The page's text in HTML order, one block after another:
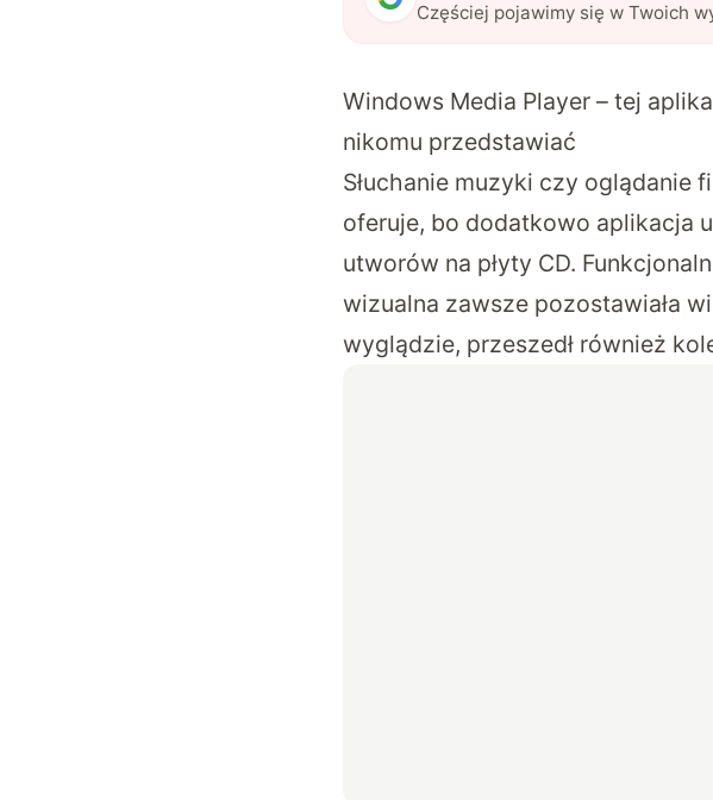
Częściej pojawimy się w Twoich
Windows Media Player – tej
nikomu przedstawiać
Słuchanie muzyki czy oglądanie
oferuje, bo dodatkowo aplikacja
utworów na płyty CD.
wizualna zawsze pozostawiała
wyglądzie, przeszedł również